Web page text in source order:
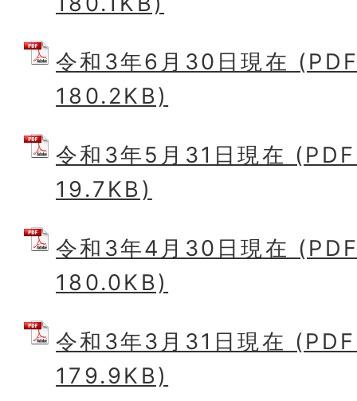
令和3年6月30日現在
180.2KB)
令和3年5月31日現在
19.7KB)
令和3年4月30日現在
180.0KB)
令和3年3月31日現在
179.9KB)